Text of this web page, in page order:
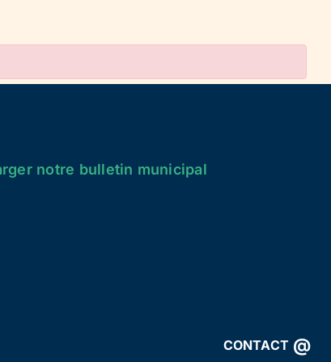
CONTACT @
notre bulletin municipal